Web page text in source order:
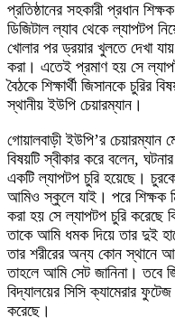
প্রতিষ্ঠানের সহকারী প্রধান
ডিজিটাল ল্যাব থেকে ল্যাপটপ
খোলার পর ড্রয়ার খুলতে দেখা
করা। এতেই প্রমাণ হয় সে
বৈঠকে শিক্ষার্থী জিসানকে চুরির
স্থানীয় ইউপি চেয়ারম্যান।
গোয়ালবাড়ী ইউপি’র চেয়ারম্যান
বিষয়টি স্বীকার করে বলেন,
একটি ল্যাপটপ চুরি হয়েছে।
আমিও স্কুলে যাই। পরে শিক্ষক
করা হয় সে ল্যাপটপ চুরি করেছে
তাকে আমি ধমক দিয়ে তার দুই
তার শরীরের অন্য কোন স্থানে
তাহলে আমি সেট জানিনা। তবে
বিদ্যালয়ের সিসি ক্যামেরার
করেছে।